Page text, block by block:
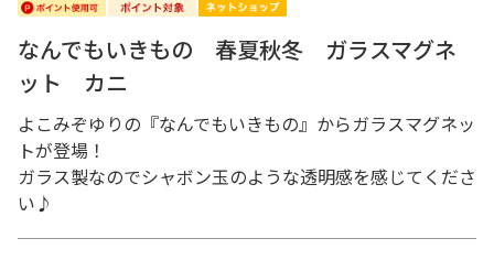
なんでもいきもの 春夏秋冬 ガラスマグネ
ット カニ
よこみぞゆりの『なんでもいきもの』からガラスマグネッ
トが登場！
ガラス製なのでシャボン玉のような透明感を感じてくださ
い♪